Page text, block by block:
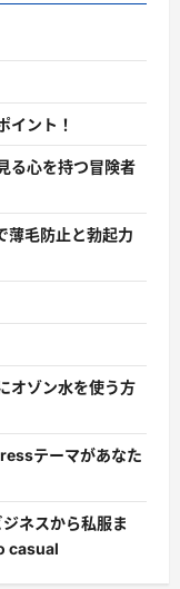
イント！
る心を持つ冒険者
薄毛防止と勃起力
オゾン水を使う方
テーマがあなた
ネスから私服ま
casual